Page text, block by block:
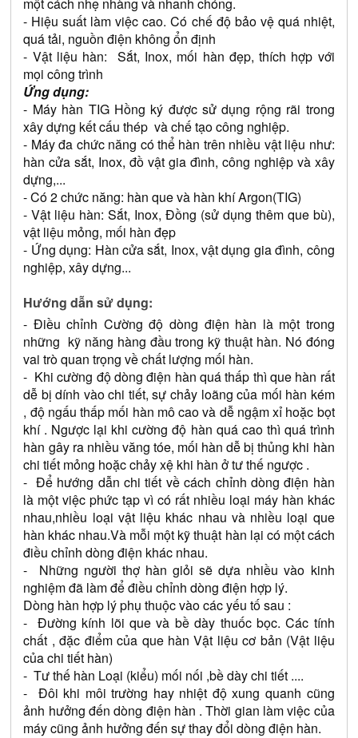
một cách nhẹ nhàng và nhanh chóng.
- Hiệu suất làm việc cao. Có chế độ bảo vệ quá nhiệt,
quá tải, nguồn điện không ổn định
- Vật liệu hàn:  Sắt, Inox, mối hàn đẹp, thích hợp với
mọi công trình
Ứng dụng:
- Máy hàn TIG Hồng ký được sử dụng rộng rãi trong
xây dựng kết cấu thép  và chế tạo công nghiệp.
- Máy đa chức năng có thể hàn trên nhiều vật liệu như:
hàn cửa sắt, Inox, đồ vật gia đình, công nghiệp và xây
dựng,...
- Có 2 chức năng: hàn que và hàn khí Argon(TIG)
- Vật liệu hàn: Sắt, Inox, Đồng (sử dụng thêm que bù),
vật liệu mỏng, mối hàn đẹp
- Ứng dụng: Hàn cửa sắt, Inox, vật dụng gia đình, công
nghiệp, xây dựng...
Hướng dẫn sử dụng:
- Điều chỉnh Cường độ dòng điện hàn là một trong
những  kỹ năng hàng đầu trong kỹ thuật hàn. Nó đóng
vai trò quan trọng về chất lượng mối hàn.
-  Khi cường độ dòng điện hàn quá thấp thì que hàn rất
dễ bị dính vào chi tiết, sự chảy loãng của mối hàn kém
, độ ngấu thấp mối hàn mô cao và dễ ngậm xỉ hoặc bọt
khí . Ngược lại khi cường độ hàn quá cao thì quá trình
hàn gây ra nhiều văng tóe, mối hàn dễ bị thủng khi hàn
chi tiết mỏng hoặc chảy xệ khi hàn ở tư thế ngược .
-  Để hướng dẫn chi tiết về cách chỉnh dòng điện hàn
là một việc phức tạp vì có rất nhiều loại máy hàn khác
nhau,nhiều loại vật liệu khác nhau và nhiều loại que
hàn khác nhau.Và mỗi một kỹ thuật hàn lại có một cách
điều chỉnh dòng điện khác nhau.
-  Những người thợ hàn giỏi sẽ dựa nhiều vào kinh
nghiệm đã làm để điều chỉnh dòng điện hợp lý.
Dòng hàn hợp lý phụ thuộc vào các yếu tố sau :
-  Đường kính lõi que và bề dày thuốc bọc. Các tính
chất , đặc điểm của que hàn Vật liệu cơ bản (Vật liệu
của chi tiết hàn)
-  Tư thế hàn Loại (kiểu) mối nối ,bề dày chi tiết ....
-  Đôi khi môi trường hay nhiệt độ xung quanh cũng
ảnh hưởng đến dòng điện hàn . Thời gian làm việc của
máy cũng ảnh hưởng đến sự thay đổi dòng điện hàn.